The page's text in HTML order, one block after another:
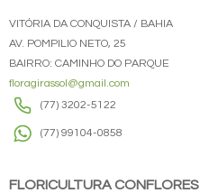
VITÓRIA DA CONQUISTA / BAHIA
AV. POMPILIO NETO, 25
BAIRRO: CAMINHO DO PARQUE
floragirassol@gmail.com
(77) 3202-5122
(77) 99104-0858
FLORICULTURA CONFLORES